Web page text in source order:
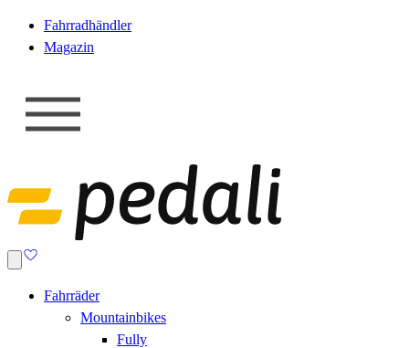
Fahrradhändler
Magazin
Fahrräder
Mountainbikes
Fully